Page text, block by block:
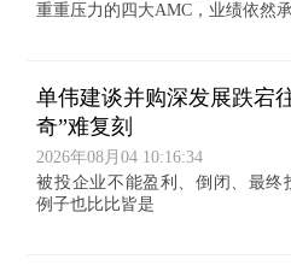
重重压力的四大AMC，业绩依然
单伟建谈并购深发展跌宕
奇”难复刻
2026年08月04 10:16:34
被投企业不能盈利、倒闭、最终
例子也比比皆是